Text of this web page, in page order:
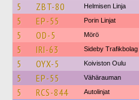
5 ZBT-80 Helmisen Linja
5 EP-55 Porin Linjat
5 OD-5 Mörö
5 IRI-63 Sideby Trafikbolag
5 OYX-5 Koiviston Oulu
5 EP-55 Vähärauman
5 RCS-844 Autolinjat